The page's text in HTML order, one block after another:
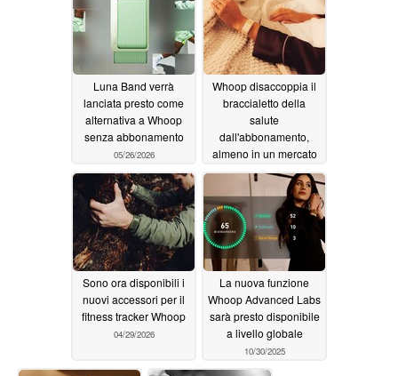
Luna Band verrà
lanciata presto come
alternativa a Whoop
senza abbonamento
05/26/2026
Whoop disaccoppia il
braccialetto della
salute
dall'abbonamento,
almeno in un mercato
05/25/2026
Sono ora disponibili i
nuovi accessori per il
fitness tracker Whoop
04/29/2026
La nuova funzione
Whoop Advanced Labs
sarà presto disponibile
a livello globale
10/30/2025